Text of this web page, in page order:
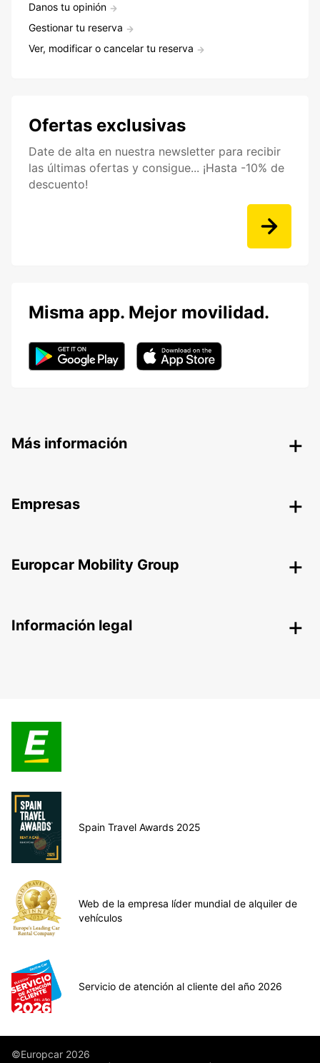
Danos tu opinión
Gestionar tu reserva
Ver, modificar o cancelar tu reserva
Ofertas exclusivas
Date de alta en nuestra newsletter para recibir
las últimas ofertas y consigue... ¡Hasta -10% de
descuento!
Misma app. Mejor movilidad.
Más información
Empresas
Europcar Mobility Group
Información legal
Spain Travel Awards 2025
Web de la empresa líder mundial de alquiler de
vehículos
Servicio de atención al cliente del año 2026
©Europcar 2026